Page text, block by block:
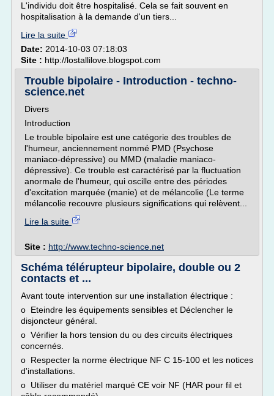
L'individu doit être hospitalisé. Cela se fait souvent en
hospitalisation à la demande d'un tiers...
Lire la suite
Date: 2014-10-03 07:18:03
Site : http://lostallilove.blogspot.com
Trouble bipolaire - Introduction - techno-
science.net
Divers
Introduction
Le trouble bipolaire est une catégorie des troubles de
l'humeur, anciennement nommé PMD (Psychose
maniaco-dépressive) ou MMD (maladie maniaco-
dépressive). Ce trouble est caractérisé par la fluctuation
anormale de l'humeur, qui oscille entre des périodes
d'excitation marquée (manie) et de mélancolie (Le terme
mélancolie recouvre plusieurs significations qui relèvent...
Lire la suite
Site : http://www.techno-science.net
Schéma télérupteur bipolaire, double ou 2
contacts et ...
Avant toute intervention sur une installation électrique :
o Eteindre les équipements sensibles et Déclencher le
disjoncteur général.
o Vérifier la hors tension du ou des circuits électriques
concernés.
o Respecter la norme électrique NF C 15-100 et les notices
d'installations.
o Utiliser du matériel marqué CE voir NF (HAR pour fil et